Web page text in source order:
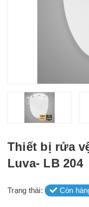
Thiết bị rửa
Luva- LB 204
Trạng thái: Còn